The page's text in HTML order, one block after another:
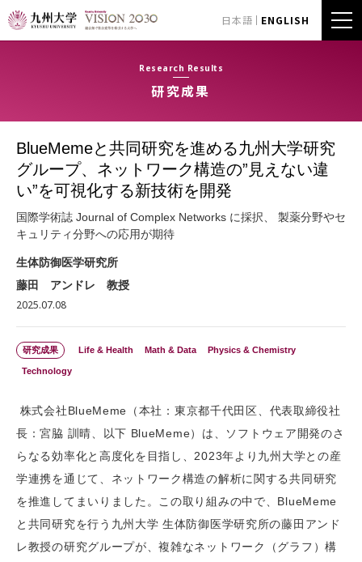
日本語 ENGLISH
Research Results
研究成果
BlueMemeと共同研究を進める九州大学研究
グループ、ネットワーク構造の”見えない違
い”を可視化する新技術を開発
国際学術誌 Journal of Complex Networks に採択、 製薬分野やセ
キュリティ分野への応用が期待
生体防御医学研究所
藤田 アンドレ 教授
2025.07.08
研究成果 Life & Health Math & Data Physics & Chemistry
Technology
株式会社BlueMeme（本社：東京都千代田区、代表取締役社
長：宮脇 訓晴、以下 BlueMeme）は、ソフトウェア開発のさ
らなる効率化と高度化を目指し、2023年より九州大学との産
学連携を通じて、ネットワーク構造の解析に関する共同研究
を推進してまいりました。この取り組みの中で、BlueMeme
と共同研究を行う九州大学 生体防御医学研究所の藤田アンド
レ教授の研究グループが、複雑なネットワーク（グラフ）構